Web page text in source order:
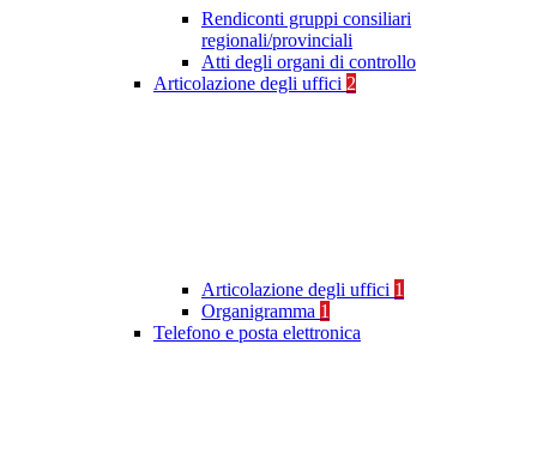
Rendiconti gruppi consiliari
regionali/provinciali
Atti degli organi di controllo
Articolazione degli uffici 2
Articolazione degli uffici 1
Organigramma 1
Telefono e posta elettronica